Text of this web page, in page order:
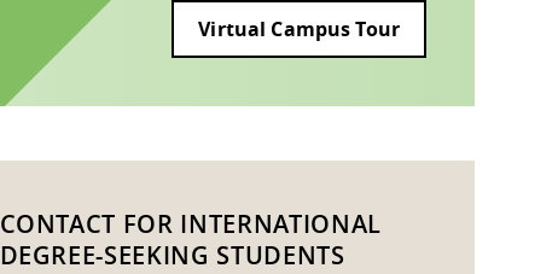
Virtual Campus Tour
CONTACT FOR INTERNATIONAL
DEGREE-SEEKING STUDENTS